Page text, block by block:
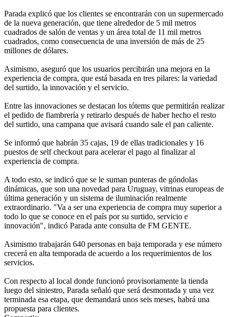
Parada explicó que los clientes se encontrarán con un supermercado
de la nueva generación, que tiene alrededor de 5 mil metros
cuadrados de salón de ventas y un área total de 11 mil metros
cuadrados, como consecuencia de una inversión de más de 25
millones de dólares.
Asimismo, aseguró que los usuarios percibirán una mejora en la
experiencia de compra, que está basada en tres pilares: la variedad
del surtido, la innovación y el servicio.
Entre las innovaciones se destacan los tótems que permitirán realizar
el pedido de fiambrería y retirarlo después de haber hecho el resto
del surtido, una campana que avisará cuando sale el pan caliente.
Se informó que habrán 35 cajas, 19 de ellas tradicionales y 16
puestos de self checkout para acelerar el pago al finalizar al
experiencia de compra.
A todo esto, se indicó que se le suman punteras de góndolas
dinámicas, que son una novedad para Uruguay, vitrinas europeas de
última generación y un sistema de iluminación realmente
extraordinario. "Va a ser una experiencia de compra muy superior a
todo lo que se conoce en el país por su surtido, servicio e
innovación", indicó Parada ante consulta de FM GENTE.
Asimismo trabajarán 640 personas en baja temporada y ese número
crecerá en alta temporada de acuerdo a los requerimientos de los
servicios.
Con respecto al local donde funcionó provisoriamente la tienda
luego del siniestro, Parada señaló que será desmontada y una vez
terminada esa etapa, que demandará unos seis meses, habrá una
propuesta para clientes.